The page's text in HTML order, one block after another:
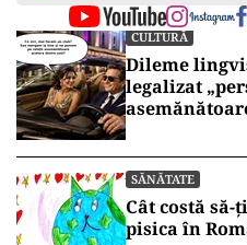
CULTURĂ
Dileme
legalizat
SĂNĂTATE
Cât costă
pisica în